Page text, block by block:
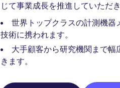
じて事業成長を推進していただき
世界トップクラスの計測機
技術に携われます。
大手顧客から研究機関まで
きます。